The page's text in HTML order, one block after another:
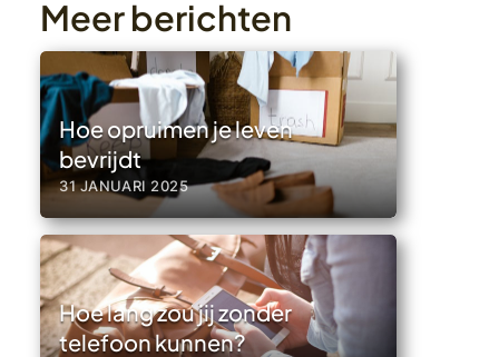
Meer berichten
Hoe opruimen je leven
bevrijdt
31 JANUARI 2025
Hoe lang zou jij zonder
telefoon kunnen?